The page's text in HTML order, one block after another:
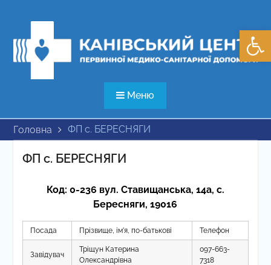
Меню
Головна ФП с. БЕРЕСНЯГИ
ФП с. БЕРЕСНЯГИ
Код: 0-236 вул. Ставищанська, 14а, с.
Бересняги, 19016
Посада Прізвище, ім’я, по-батькові Телефон
Завідувач
Тріщун Катерина
Олександрівна
097-663-
7318